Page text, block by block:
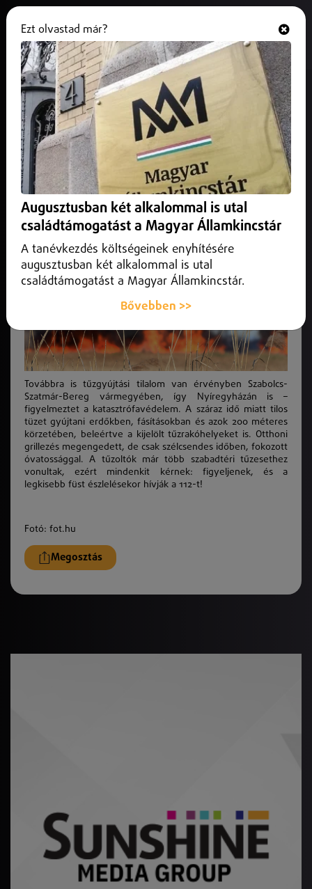
Tűzgyújtási tilalom Nyíregyházán
2025. július 02.Szabolcs-Szatmár-Bereg vármegye
A száraz idő miatt tilos tüzet gyújtani erdőkben,
fásításokban és azok 200 méteres körzetében, beleértve a
kijelölt tűzrakóhelyeket is.
Továbbra is tűzgyújtási tilalom van érvényben Szabolcs-
Szatmár-Bereg vármegyében, így Nyíregyházán is –
figyelmeztet a katasztrófavédelem. A száraz idő miatt tilos
tüzet gyújtani erdőkben, fásításokban és azok 200 méteres
körzetében, beleértve a kijelölt tűzrakóhelyeket is. Otthoni
grillezés megengedett, de csak szélcsendes időben, fokozott
óvatossággal. A tűzoltók már több szabadtéri tűzesethez
vonultak, ezért mindenkit kérnek: figyeljenek, és a
legkisebb füst észlelésekor hívják a 112-t!
Fotó: fot.hu
Megosztás
Ezt olvastad már?
Augusztusban két alkalommal is utal
családtámogatást a Magyar Államkincstár
A tanévkezdés költségeinek enyhítésére
augusztusban két alkalommal is utal
családtámogatást a Magyar Államkincstár.
Bővebben >>